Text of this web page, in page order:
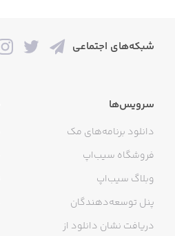
شبکه‌های اجتماعی
سرویس‌ها
دانلود برنامه‌های مک
فروشگاه سیب‌اپ
وبلاگ سیب‌اپ
پنل توسعه‌دهندگان
دریافت نشان دانلود از